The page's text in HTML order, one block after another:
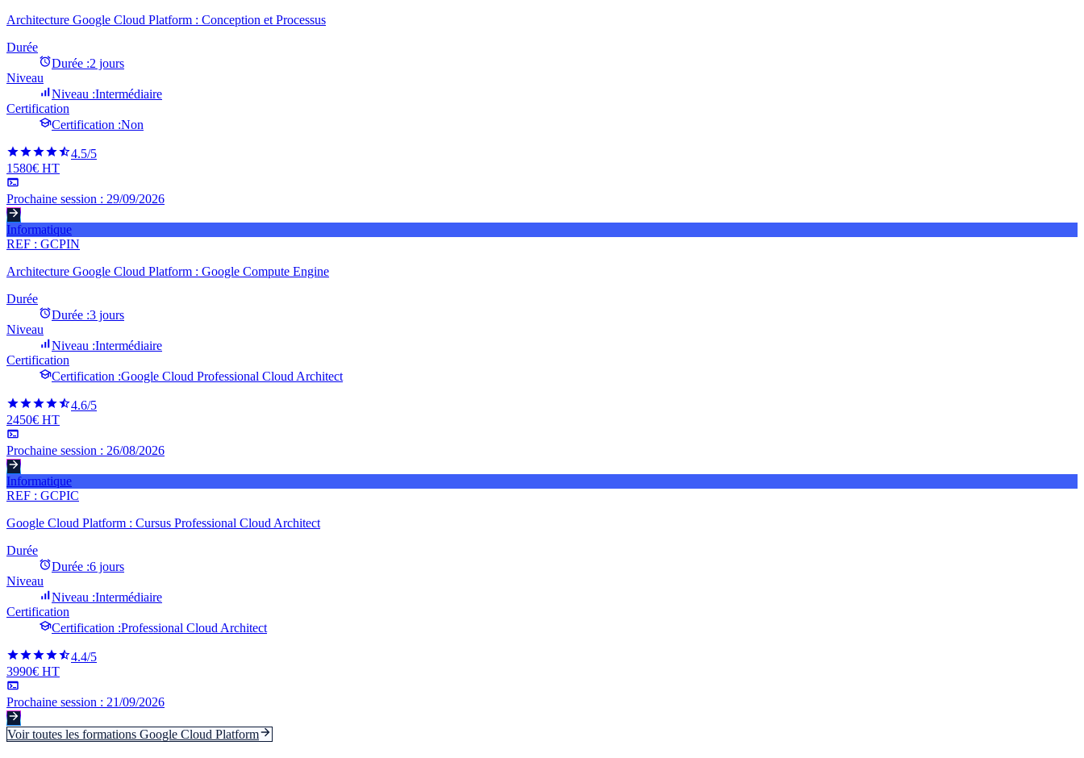
Architecture Google Cloud Platform : Conception et Processus
Durée
Durée :2 jours
Niveau
Niveau :Intermédiaire
Certification
Certification :Non
4.5/5
1580€ HT
Prochaine session : 29/09/2026
Informatique
REF : GCPIN
Architecture Google Cloud Platform : Google Compute Engine
Durée
Durée :3 jours
Niveau
Niveau :Intermédiaire
Certification
Certification :Google Cloud Professional Cloud Architect
4.6/5
2450€ HT
Prochaine session : 26/08/2026
Informatique
REF : GCPIC
Google Cloud Platform : Cursus Professional Cloud Architect
Durée
Durée :6 jours
Niveau
Niveau :Intermédiaire
Certification
Certification :Professional Cloud Architect
4.4/5
3990€ HT
Prochaine session : 21/09/2026
Voir toutes les formations Google Cloud Platform